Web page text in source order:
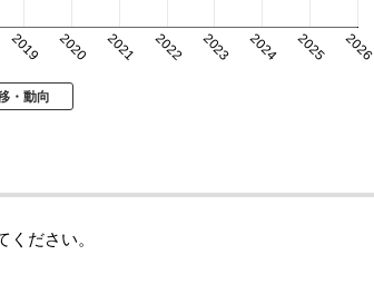
2019 2020 2021 2022 2023 2024 2025 2026
・動向
ください。